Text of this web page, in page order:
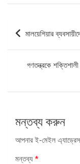
পোস্ট
মালয়েশিয়ার
গণতন্ত্রকে
মন্তব্য করুন
আপনার ই-মেইল
মন্তব্য *